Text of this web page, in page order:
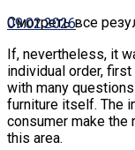
Смотреть все
09.02.2026
If, nevertheless, it
individual order,
with many
furniture itself. The
consumer make the
this area.